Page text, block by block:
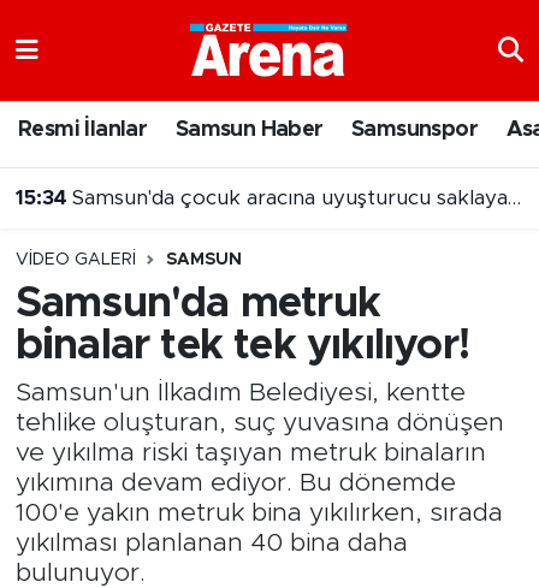
Resmi İlanlar Samsun Haber Samsunspor
15:34 Samsun'da çocuk aracına uyuşturucu saklayan şüpheli tutuklandı
VIDEO GALERI SAMSUN
Samsun'da metruk
binalar tek tek yıkılıyor!
Samsun'un İlkadım Belediyesi, kentte
tehlike oluşturan, suç yuvasına dönüşen
ve yıkılma riski taşıyan metruk binaların
yıkımına devam ediyor. Bu dönemde
100'e yakın metruk bina yıkılırken, sırada
yıkılması planlanan 40 bina daha
bulunuyor.
Samsun Namaz Vakitleri
Süper Lig Puan Durumu ve Fikstür
Tüm Manşetler
Son Dakika Haberleri
Haber Arşivi